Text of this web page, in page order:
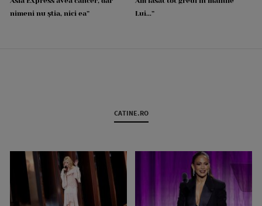
nimeni nu știa, nici ea”
Lui...”
CATINE.RO